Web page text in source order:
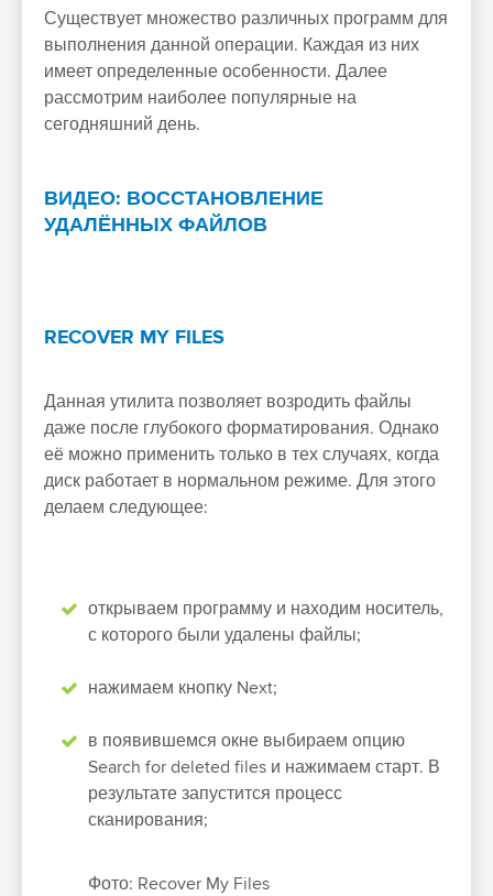
Существует множество различных программ для
выполнения данной операции. Каждая из них
имеет определенные особенности. Далее
рассмотрим наиболее популярные на
сегодняшний день.
ВИДЕО: ВОССТАНОВЛЕНИЕ
УДАЛЁННЫХ ФАЙЛОВ
RECOVER MY FILES
Данная утилита позволяет возродить файлы
даже после глубокого форматирования. Однако
её можно применить только в тех случаях, когда
диск работает в нормальном режиме. Для этого
делаем следующее:
открываем программу и находим носитель,
с которого были удалены файлы;
нажимаем кнопку Next;
в появившемся окне выбираем опцию
Search for deleted files и нажимаем старт. В
результате запустится процесс
сканирования;
Фото: Recover My Files